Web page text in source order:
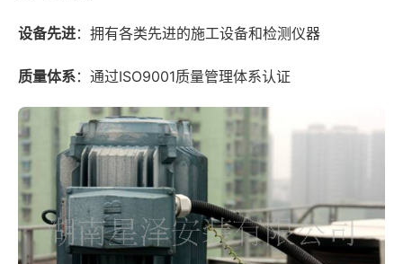
设备先进：拥有各类先进的施工设备和检测仪器
质量体系：通过ISO9001质量管理体系认证